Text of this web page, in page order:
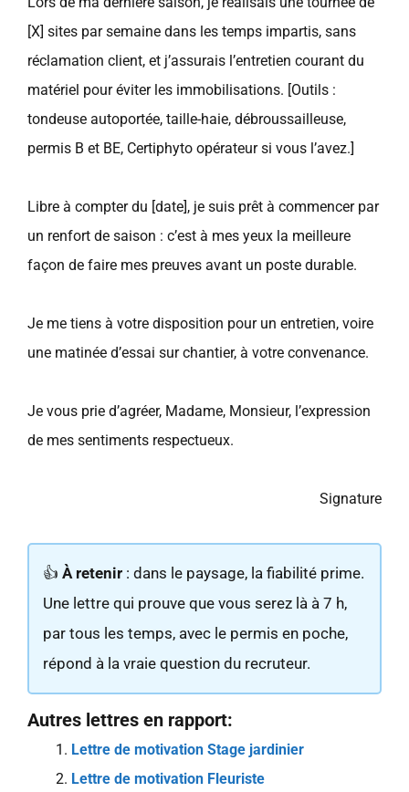
[X] sites par semaine dans les temps impartis, sans
réclamation client, et j’assurais l’entretien courant du
matériel pour éviter les immobilisations. [Outils :
tondeuse autoportée, taille-haie, débroussailleuse,
permis B et BE, Certiphyto opérateur si vous l’avez.]
Libre à compter du [date], je suis prêt à commencer par
un renfort de saison : c’est à mes yeux la meilleure
façon de faire mes preuves avant un poste durable.
Je me tiens à votre disposition pour un entretien, voire
une matinée d’essai sur chantier, à votre convenance.
Je vous prie d’agréer, Madame, Monsieur, l’expression
de mes sentiments respectueux.
Signature
👍 À retenir : dans le paysage, la fiabilité prime.
Une lettre qui prouve que vous serez là à 7 h,
par tous les temps, avec le permis en poche,
répond à la vraie question du recruteur.
Autres lettres en rapport:
Lettre de motivation Stage jardinier
Lettre de motivation Fleuriste